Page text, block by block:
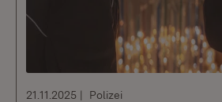
21.11.2025 Polizei